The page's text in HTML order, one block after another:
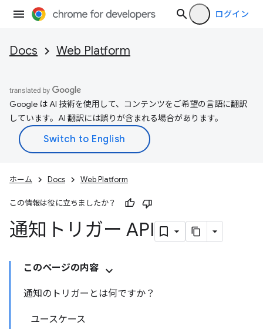
ログイン
Docs Web Platform
Google は AI 技術を使用して、コンテンツをご希望の言語に翻訳
しています。AI 翻訳には誤りが含まれる場合があります。
ホーム Docs Web Platform
この情報は役に立ちましたか？
通知トリガー API
このページの内容
通知のトリガーとは何ですか？
ユースケース